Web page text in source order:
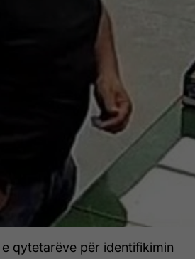
qytetarëve për identifikimin